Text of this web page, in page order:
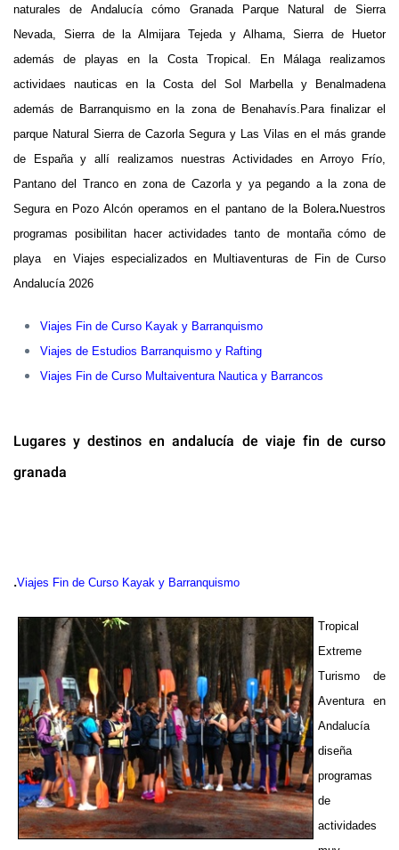
naturales de Andalucía cómo Granada Parque Natural de Sierra
Nevada, Sierra de la Almijara Tejeda y Alhama, Sierra de Huetor
además de playas en la Costa Tropical. En
Málaga realizamos
actividaes nauticas en la Costa del Sol Marbella y Benalmadena
además de Barranquismo en la zona de Benahavís.Para finalizar el
parque Natural Sierra de Cazorla Segura y Las Vilas en el más grande
de España y allí realizamos nuestras Actividades en Arroyo Frío,
Pantano del Tranco en zona de Cazorla y ya pegando a la zona de
Segura en Pozo Alcón operamos en el pantano de la Bolera. Nuestros
programas posibilitan
hacer actividades tanto de montaña cómo de
playa en Viajes especializados en Multiaventuras de Fin de Curso
Andalucía 2026
Viajes Fin de Curso Kayak y Barranquismo
Viajes de Estudios Barranquismo y Rafting
Viajes Fin de Curso Multaiventura Nautica y Barrancos
Lugares y destinos en andalucía de viaje fin de curso
granada
.Viajes Fin de Curso Kayak y Barranquismo
Tropical
Extreme
Turismo de
Aventura en
Andalucía
diseña
programas
de
actividades